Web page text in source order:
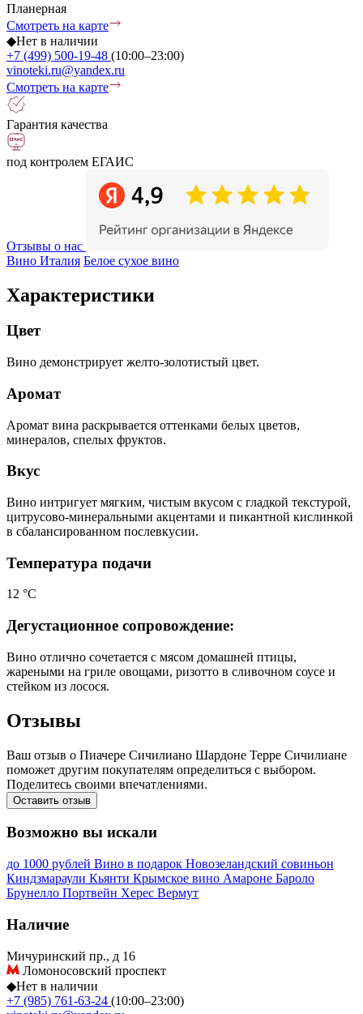
Планерная
Смотреть на карте
◆Нет в наличии
+7 (499) 500-19-48 (10:00–23:00)
vinoteki.ru@yandex.ru
Смотреть на карте
Гарантия качества
под контролем ЕГАИС
Отзывы о нас
Вино Италия Белое сухое вино
Характеристики
Цвет
Вино демонстрирует желто-золотистый цвет.
Аромат
Аромат вина раскрывается оттенками белых цветов,
минералов, спелых фруктов.
Вкус
Вино интригует мягким, чистым вкусом с гладкой текстурой,
цитрусово-минеральными акцентами и пикантной кислинкой
в сбалансированном послевкусии.
Температура подачи
12 °С
Дегустационное сопровождение:
Вино отлично сочетается с мясом домашней птицы,
жареными на гриле овощами, ризотто в сливочном соусе и
стейком из лосося.
Отзывы
Ваш отзыв о Пиачере Сичилиано Шардоне Терре Сичилиане
поможет другим покупателям определиться с выбором.
Поделитесь своими впечатлениями.
Оставить отзыв
Возможно вы искали
до 1000 рублей Вино в подарок Новозеландский совиньон
Киндзмараули Кьянти Крымское вино Амароне Бароло
Брунелло Портвейн Херес Вермут
Наличие
Мичуринский пр., д 16
Ломоносовский проспект
◆Нет в наличии
+7 (985) 761-63-24 (10:00–23:00)